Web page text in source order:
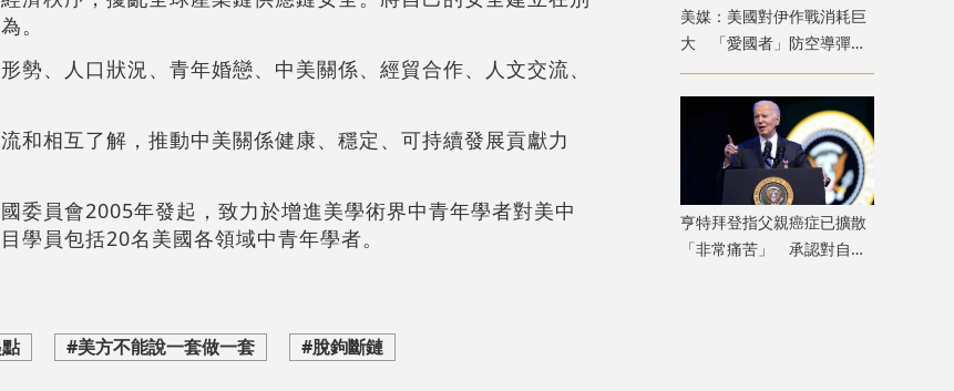
。
勢、人口狀況、青年婚戀、中美關係、經貿合作、人文交流、
和相互了解，推動中美關係健康、穩定、可持續發展貢獻力
委員會2005年發起，致力於增進美學術界中青年學者對美中
學員包括20名美國各領域中青年學者。
#美方不能說一套做一套 #脫鉤斷鏈
美媒：美國對伊作戰消耗巨
大 「愛國者」防空導彈庫
存不足1700枚
亨特拜登指父親癌症已擴散
「非常痛苦」 承認對自己